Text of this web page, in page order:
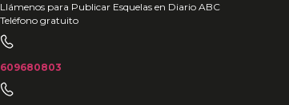
Ir
al
contenido
Llámenos para Publicar Esquelas en Diario ABC
Teléfono gratuito
609680803